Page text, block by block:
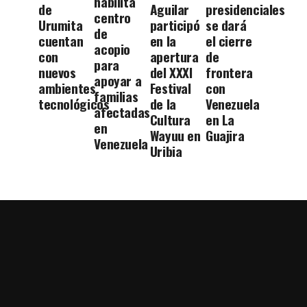
de
Urumita
cuentan
con
nuevos
ambientes
tecnológicos
centro
de
acopio
para
apoyar a
familias
afectadas
en
Venezuela
Aguilar
participó
en la
apertura
del XXXI
Festival
de la
Cultura
Wayuu en
Uribia
presidenciales
se dará
el cierre
de
frontera
con
Venezuela
en La
Guajira